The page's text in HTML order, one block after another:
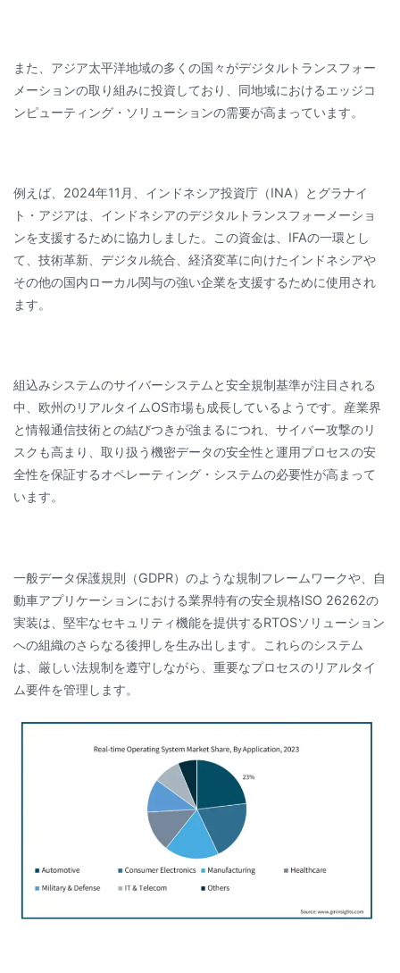
また、アジア太平洋地域の多くの国々がデジタルトランスフォー
メーションの取り組みに投資しており、同地域におけるエッジコ
ンピューティング・ソリューションの需要が高まっています。
例えば、2024年11月、インドネシア投資庁（INA）とグラナイ
ト・アジアは、インドネシアのデジタルトランスフォーメーショ
ンを支援するために協力しました。この資金は、IFAの一環とし
て、技術革新、デジタル統合、経済変革に向けたインドネシアや
その他の国内ローカル関与の強い企業を支援するために使用され
ます。
組込みシステムのサイバーシステムと安全規制基準が注目される
中、欧州のリアルタイムOS市場も成長しているようです。産業界
と情報通信技術との結びつきが強まるにつれ、サイバー攻撃のリ
スクも高まり、取り扱う機密データの安全性と運用プロセスの安
全性を保証するオペレーティング・システムの必要性が高まって
います。
一般データ保護規則（GDPR）のような規制フレームワークや、自
動車アプリケーションにおける業界特有の安全規格ISO 26262の
実装は、堅牢なセキュリティ機能を提供するRTOSソリューション
への組織のさらなる後押しを生み出します。これらのシステム
は、厳しい法規制を遵守しながら、重要なプロセスのリアルタイ
ム要件を管理します。